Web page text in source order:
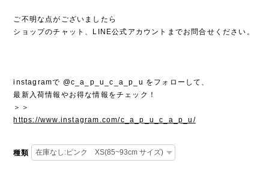
ご不明な点がございましたら
ショップのチャット、LINE公式アカウントまでお問合せください。
instagramで @c_a_p_u_c_a_p_u をフォローして、
最新入荷情報やお得な情報をチェック！
＞＞
https://www.instagram.com/c_a_p_u_c_a_p_u/
種類